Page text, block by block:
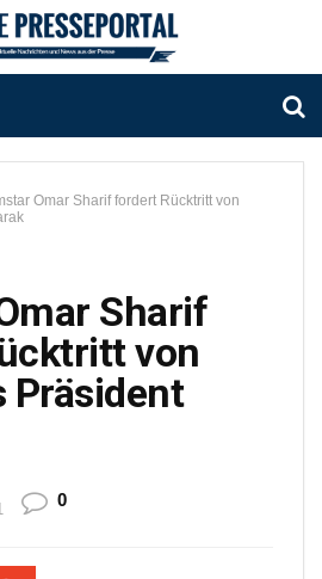
Omar Sharif fordert Rücktritt von
Sharif
von
Präsident
0